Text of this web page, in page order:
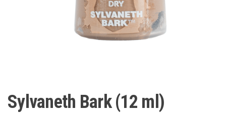
Sylvaneth Bark (12 ml)